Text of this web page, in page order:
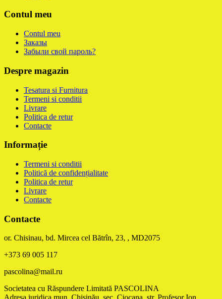
Contul meu
Contul meu
Заказы
Забыли свой пароль?
Despre magazin
Tesatura si Furnitura
Termeni si conditii
Livrare
Politica de retur
Contacte
Informație
Termeni si conditii
Politică de confidențialitate
Politica de retur
Livrare
Contacte
Contacte
or. Chisinau, bd. Mircea cel Bătrîn, 23, , MD2075
+373 69 005 117
pascolina@mail.ru
Societatea cu Răspundere Limitată PASCOLINA